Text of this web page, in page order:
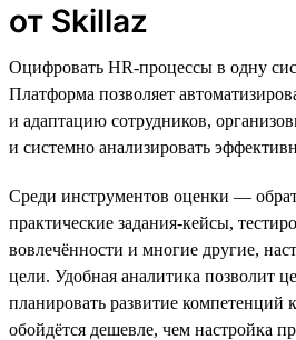
от Skillaz
Оцифровать HR-процессы в одну
Платформа позволяет
и адаптацию сотрудников,
и системно анализировать
Среди инструментов оценки —
практические задания-кейсы,
вовлечённости и многие другие,
цели. Удобная аналитика позволит
планировать развитие
обойдётся дешевле, чем настройка